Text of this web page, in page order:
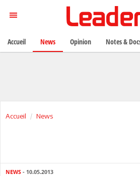
Accueil News
NEWS - 10.05.2013
Accueil News Opinion Notes &